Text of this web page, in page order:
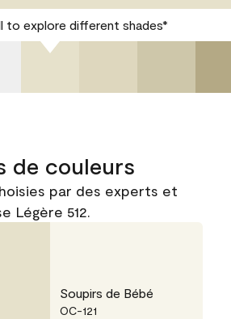
to explore different shades*
de couleurs
par des experts et
Légère 512.
Soupirs de Bébé
OC-121